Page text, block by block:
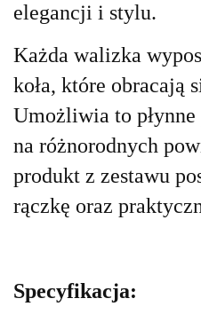
elegancji i stylu.
Każda walizka
koła, które obracają
Umożliwia to
na różnorodnych
produkt z zestawu
rączkę oraz
Specyfikacja: